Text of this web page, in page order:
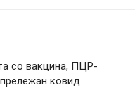
со вакцина, ПЦР-
ковид